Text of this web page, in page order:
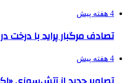
4 هفته پیش
تصادف مرگبار پراید با درخت
4 هفته پیش